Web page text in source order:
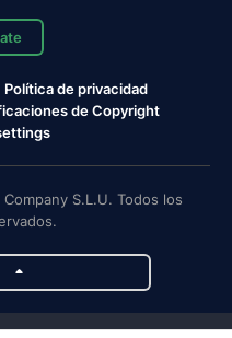
Política de privacidad
de Copyright
S.L.U. Todos los